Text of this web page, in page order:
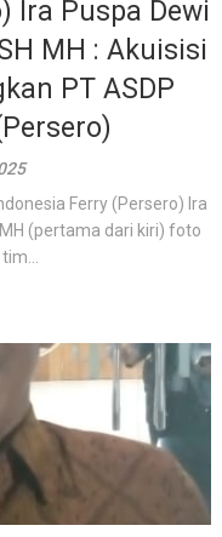
Ira Puspa Dewi
MH : Akuisisi
PT ASDP
Ferry (Persero) Ira
(pertama dari kiri) foto